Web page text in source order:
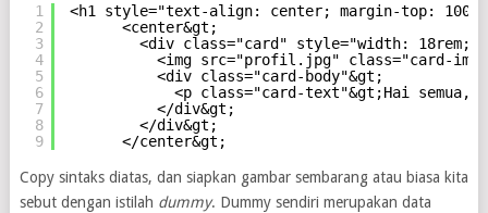
1
2
3
4
5
6
7
8
9
<h1 style="text-align: center; margin-top:
<center&gt;
<div class="card" style="width:
<img src="profil.jpg" class="card-
<div class="card-body"&gt;
<p class="card-text"&gt;Hai semua,
</div&gt;
</div&gt;
</center&gt;
Copy sintaks diatas, dan siapkan gambar sembarang atau biasa kita
sebut dengan istilah dummy. Dummy sendiri merupakan data